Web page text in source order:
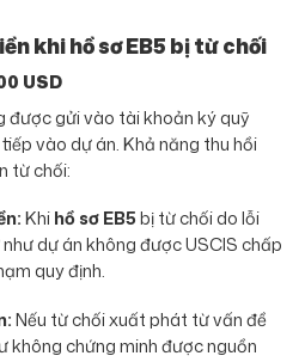
khi hồ sơ EB5 bị từ chối
USD
được gửi vào tài khoản ký quỹ
vào dự án. Khả năng thu hồi
từ chối:
Khihồ sơ EB5bị từ chối do lỗi
dự án không được USCIS chấp
quy định.
Nếu từ chối xuất phát từ vấn đề
không chứng minh được nguồn